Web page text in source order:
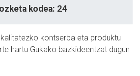
kodea: 24
kontserba eta produktu
hartu Gukako bazkideentzat dugun